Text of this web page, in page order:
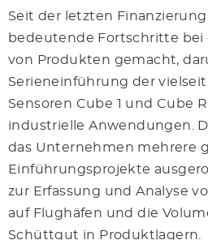
Seit der letzten
bedeutende Fortschritte
von Produkten gemacht,
Serieneinführung der
Sensoren Cube 1 und Cube
industrielle Anwendungen.
das Unternehmen mehrere
Einführungsprojekte
zur Erfassung und Analyse
auf Flughäfen und die
Schüttgut in Produktlagern.